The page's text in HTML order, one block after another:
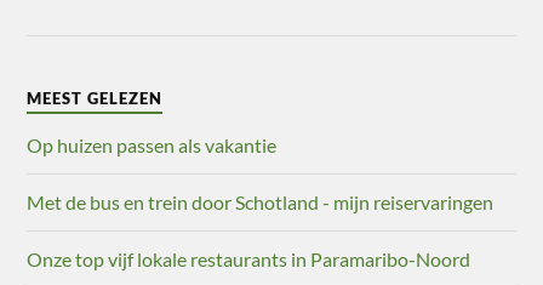
MEEST GELEZEN
Op huizen passen als vakantie
Met de bus en trein door Schotland - mijn reiservaringen
Onze top vijf lokale restaurants in Paramaribo-Noord